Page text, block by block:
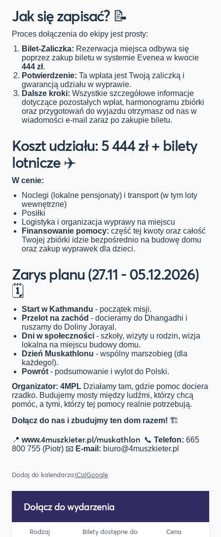
Jak się zapisać?📝
Proces dołączenia do ekipy jest prosty:
Bilet-Zaliczka: Rezerwacja miejsca odbywa się
poprzez zakup biletu w systemie Evenea w kwocie
444 zł.
Potwierdzenie: Ta wpłata jest Twoją zaliczką i
gwarancją udziału w wyprawie.
Dalsze kroki: Wszystkie szczegółowe informacje
dotyczące pozostałych wpłat, harmonogramu zbiórki
oraz przygotowań do wyjazdu otrzymasz od nas w
wiadomości e-mail zaraz po zakupie biletu.
Koszt udziału: 5 444 zł + bilety
lotnicze✈️
W cenie:
Noclegi (lokalne pensjonaty) i transport (w tym loty
wewnętrzne)
Posiłki
Logistyka i organizacja wyprawy na miejscu
Finansowanie pomocy: część tej kwoty oraz całość
Twojej zbiórki idzie bezpośrednio na budowę domu
oraz zakup wyprawek dla dzieci.
Zarys planu (27.11 - 05.12.2026)
🗓️
Start w Kathmandu - początek misji.
Przelot na zachód - docieramy do Dhangadhi i
ruszamy do Doliny Jorayal.
Dni w społeczności - szkoły, wizyty u rodzin, wizja
lokalna na miejscu budowy domu.
Dzień Muskathlonu - wspólny marszobieg (dla
każdego!).
Powrót- podsumowanie i wylot do Polski.
Organizator: 4MPL Działamy tam, gdzie pomoc dociera
rzadko. Budujemy mosty między ludźmi, którzy chcą
pomóc, a tymi, którzy tej pomocy realnie potrzebują.
Dołącz do nas i zbudujmy ten dom razem! 🏗️
📍 www.4muszkieter.pl/muskathlon 📞 Telefon: 665
800 755 (Piotr) 📧 E-mail: biuro@4muszkieter.pl
Dodaj do kalendarza:iCalGoogle
Dołącz do wydarzenia
Rodzaj Bilety dostępne do Cena